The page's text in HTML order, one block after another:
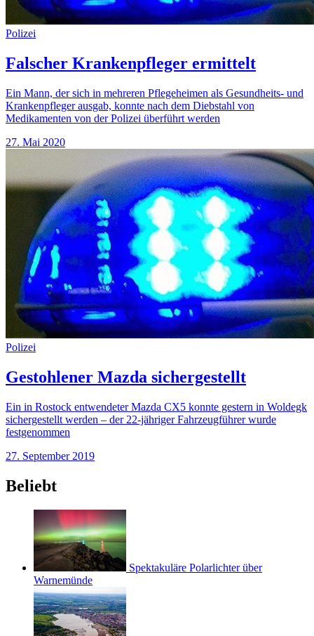
Polizei
Falscher Krankenpfleger ermittelt
Ein Mann, der sich in mehreren Pflegeheimen als Gesundheits- und
Krankenpfleger ausgab, konnte nach dem Diebstahl von
Medikamenten von der Polizei überführt werden
27. Mai 2020
Polizei
Gestohlener Mazda sichergestellt
Ein in Rostock entwendeter Mazda CX5 konnte gestern in Woldegk
sichergestellt werden – der 22-jähriger Fahrzeugführer wurde
festgenommen
27. September 2019
Beliebt
Spektakuläre Polarlichter über
Warnemünde